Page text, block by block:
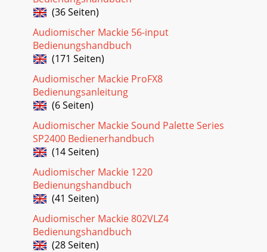
female XLR connectors on mono channels 1-8. The
microphone preamps feature our Onyx design
Seite 24
Quick Start Guide 9Line-level Sources and GuitarsConnect
your line-level sources to the 1/4" TRS line input connectors.
Channels 1-8 have mono
(36 Seiten)
Audiomischer Mackie 56-input
Bedienungshandbuch
(171 Seiten)
Audiomischer Mackie ProFX8
Bedienungsanleitung
(6 Seiten)
Audiomischer Mackie Sound Palette Series
SP2400 Bedienerhandbuch
(14 Seiten)
Audiomischer Mackie 1220
Bedienungshandbuch
(41 Seiten)
Audiomischer Mackie 802VLZ4
Bedienungshandbuch
(28 Seiten)